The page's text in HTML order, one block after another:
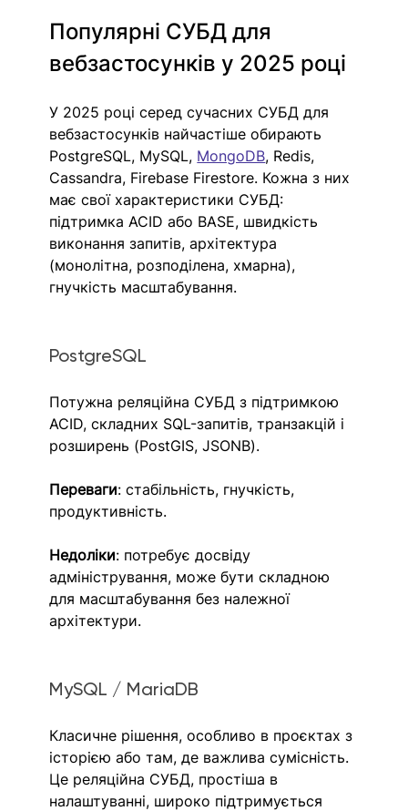
Популярні СУБД для
вебзастосунків у 2025 році
У 2025 році серед сучасних СУБД для
вебзастосунків найчастіше обирають
PostgreSQL, MySQL, MongoDB, Redis,
Cassandra, Firebase Firestore. Кожна з них
має свої характеристики СУБД:
підтримка ACID або BASE, швидкість
виконання запитів, архітектура
(монолітна, розподілена, хмарна),
гнучкість масштабування.
PostgreSQL
Потужна реляційна СУБД з підтримкою
ACID, складних SQL-запитів, транзакцій і
розширень (PostGIS, JSONB).
Переваги: стабільність, гнучкість,
продуктивність.
Недоліки: потребує досвіду
адміністрування, може бути складною
для масштабування без належної
архітектури.
MySQL / MariaDB
Класичне рішення, особливо в проєктах з
історією або там, де важлива сумісність.
Це реляційна СУБД, простіша в
налаштуванні, широко підтримується